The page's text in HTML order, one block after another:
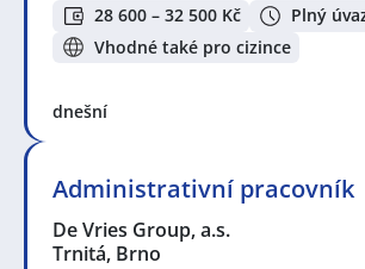
28 600 – 32 500 Kč
Plný
Vhodné také pro cizince
dnešní
Administrativní pracovník
De Vries Group, a.s.
Trnitá, Brno